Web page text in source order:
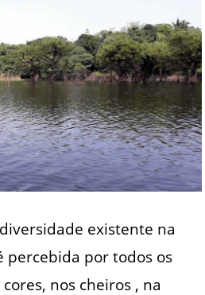
existente na
percebida por todos os
nos cheiros , na